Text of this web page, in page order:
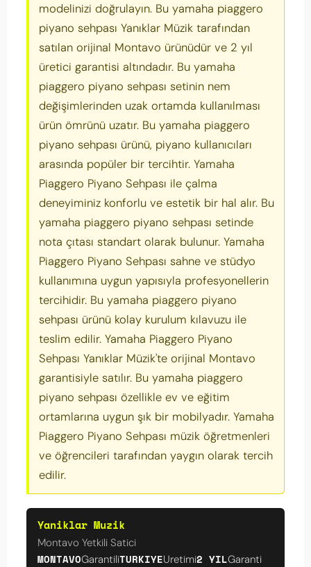
modelinizi doğrulayın. Bu yamaha piaggero
piyano sehpası Yanıklar Müzik tarafından
satılan orijinal Montavo ürünüdür ve 2 yıl
üretici garantisi altındadır. Bu yamaha
piaggero piyano sehpası setinin nem
değişimlerinden uzak ortamda kullanılması
ürün ömrünü uzatır. Bu yamaha piaggero
piyano sehpası ürünü, piyano kullanıcıları
arasında popüler bir tercihtir. Yamaha
Piaggero Piyano Sehpası ile çalma
deneyiminiz konforlu ve estetik bir hal alır. Bu
yamaha piaggero piyano sehpası setinde
nota çıtası standart olarak bulunur. Yamaha
Piaggero Piyano Sehpası sahne ve stüdyo
kullanımına uygun yapısıyla profesyonellerin
tercihidir. Bu yamaha piaggero piyano
sehpası ürünü kolay kurulum kılavuzu ile
teslim edilir. Yamaha Piaggero Piyano
Sehpası Yanıklar Müzik'te orijinal Montavo
garantisiyle satılır. Bu yamaha piaggero
piyano sehpası özellikle ev ve eğitim
ortamlarına uygun şık bir mobilyadır. Yamaha
Piaggero Piyano Sehpası müzik öğretmenleri
ve öğrencileri tarafından yaygın olarak tercih
edilir.
Yaniklar Muzik
Montavo Yetkili Satici
MONTAVOGarantiliTURKIYEUretimi2 YILGaranti